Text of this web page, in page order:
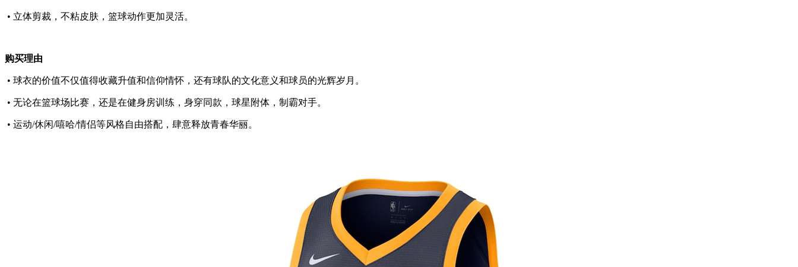
• 立体剪裁，不粘皮肤，篮球动作更加灵活。
购买理由
• 球衣的价值不仅值得收藏升值和信仰情怀，还有球队的文化意义和球员的光辉岁月。
• 无论在篮球场比赛，还是在健身房训练，身穿同款，球星附体，制霸对手。
• 运动/休闲/嘻哈/情侣等风格自由搭配，肆意释放青春华丽。